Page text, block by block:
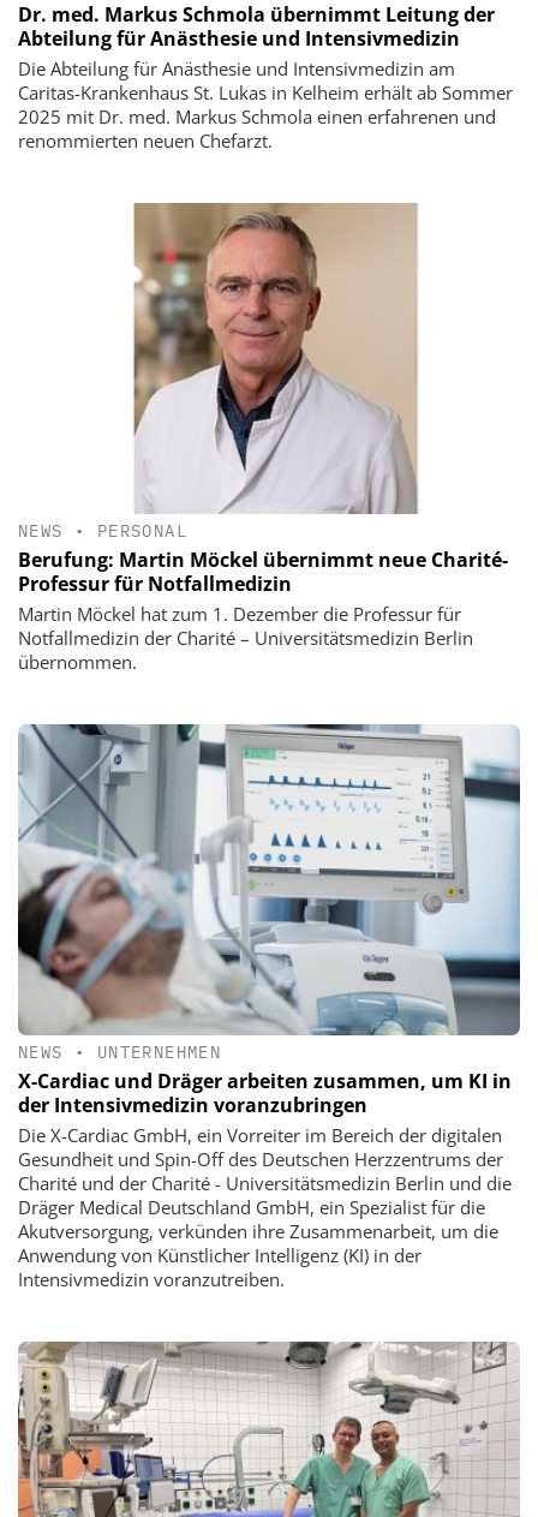
Dr. med. Markus Schmola übernimmt Leitung der
Abteilung für Anästhesie und Intensivmedizin
Die Abteilung für Anästhesie und Intensivmedizin am
Caritas-Krankenhaus St. Lukas in Kelheim erhält ab Sommer
2025 mit Dr. med. Markus Schmola einen erfahrenen und
renommierten neuen Chefarzt.
NEWS • PERSONAL
Berufung: Martin Möckel übernimmt neue Charité-
Professur für Notfallmedizin
Martin Möckel hat zum 1. Dezember die Professur für
Notfallmedizin der Charité – Universitätsmedizin Berlin
übernommen.
NEWS • UNTERNEHMEN
X-Cardiac und Dräger arbeiten zusammen, um KI in
der Intensivmedizin voranzubringen
Die X-Cardiac GmbH, ein Vorreiter im Bereich der digitalen
Gesundheit und Spin-Off des Deutschen Herzzentrums der
Charité und der Charité - Universitätsmedizin Berlin und die
Dräger Medical Deutschland GmbH, ein Spezialist für die
Akutversorgung, verkünden ihre Zusammenarbeit, um die
Anwendung von Künstlicher Intelligenz (KI) in der
Intensivmedizin voranzutreiben.